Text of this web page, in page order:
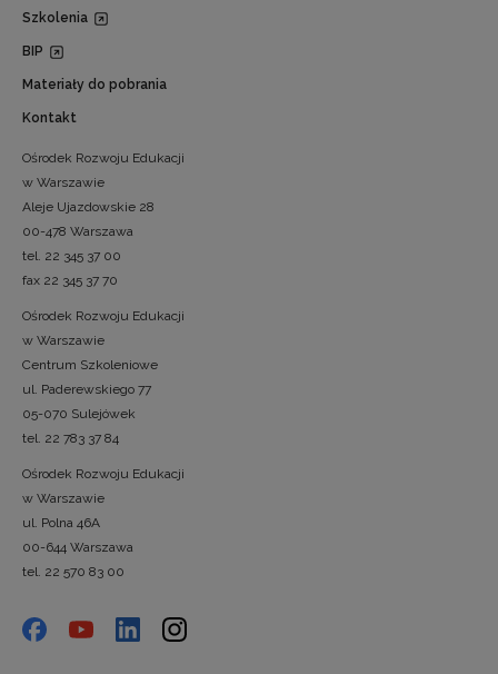
Szkolenia
BIP
Materiały do pobrania
Kontakt
Ośrodek Rozwoju Edukacji
w Warszawie
Aleje Ujazdowskie 28
00-478 Warszawa
tel. 22 345 37 00
fax 22 345 37 70
Ośrodek Rozwoju Edukacji
w Warszawie
Centrum Szkoleniowe
ul. Paderewskiego 77
05-070 Sulejówek
tel. 22 783 37 84
Ośrodek Rozwoju Edukacji
w Warszawie
ul. Polna 46A
00-644 Warszawa
tel. 22 570 83 00